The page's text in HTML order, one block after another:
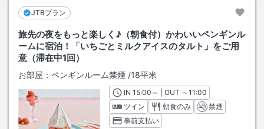
JTBプラン
旅先の夜をもっと楽しく♪（朝食付）かわいいペンギンル
ームに宿泊！「いちごとミルクアイスのタルト」をご用
意（滞在中1回）
お部屋： ペンギンルーム禁煙 /18平米
INチェックイン
15:00 ～ | OUT チェックアウト
～11:00
ツイン
朝食のみ
禁煙
事前支払い